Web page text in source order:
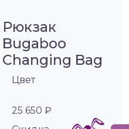
Рюкзак
Bugaboo
Changing Bag
Цвет
25 650 ₽